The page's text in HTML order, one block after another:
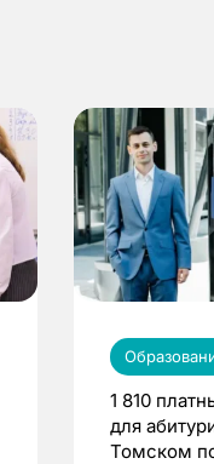
1 810
для
Томском